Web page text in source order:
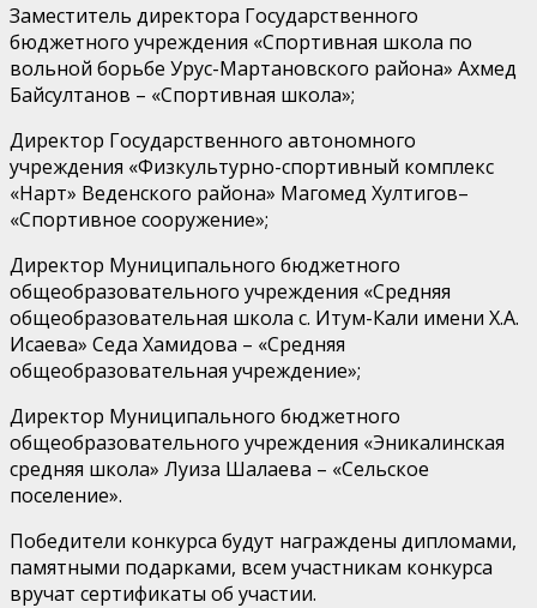
Заместитель директора Государственного
бюджетного учреждения «Спортивная школа по
вольной борьбе Урус-Мартановского района» Ахмед
Байсултанов – «Спортивная школа»;
Директор Государственного автономного
учреждения «Физкультурно-спортивный комплекс
«Нарт» Веденского района» Магомед Хултигов–
«Спортивное сооружение»;
Директор Муниципального бюджетного
общеобразовательного учреждения «Средняя
общеобразовательная школа с. Итум-Кали имени Х.А.
Исаева» Седа Хамидова – «Средняя
общеобразовательная учреждение»;
Директор Муниципального бюджетного
общеобразовательного учреждения «Эникалинская
средняя школа» Луиза Шалаева – «Сельское
поселение».
Победители конкурса будут награждены дипломами,
памятными подарками, всем участникам конкурса
вручат сертификаты об участии.